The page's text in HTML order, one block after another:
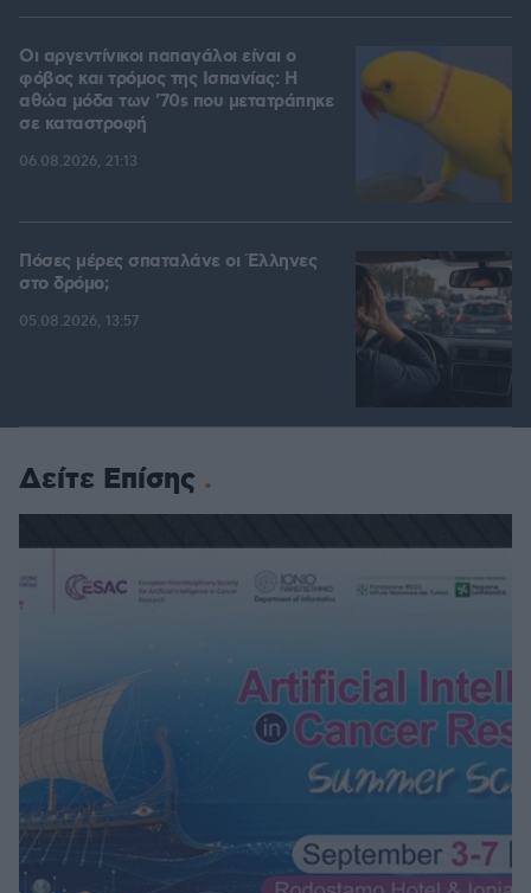
Οι αργεντίνικοι παπαγάλοι είναι ο
φόβος και τρόμος της Ισπανίας: Η
αθώα μόδα των '70s που μετατράπηκε
σε καταστροφή
06.08.2026, 21:13
Πόσες μέρες σπαταλάνε οι Έλληνες
στο δρόμο;
05.08.2026, 13:57
Δείτε Επίσης